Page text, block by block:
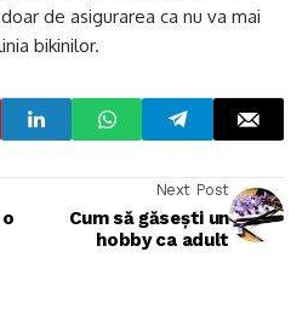
de asigurarea ca nu va mai
bikinilor.
Next Post
Cum să găsești un
hobby ca adult